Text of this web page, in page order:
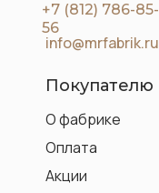
Акции
Оплата
О фабрике
Покупателю
+7 (812) 786-85-
56
info@mrfabrik.ru